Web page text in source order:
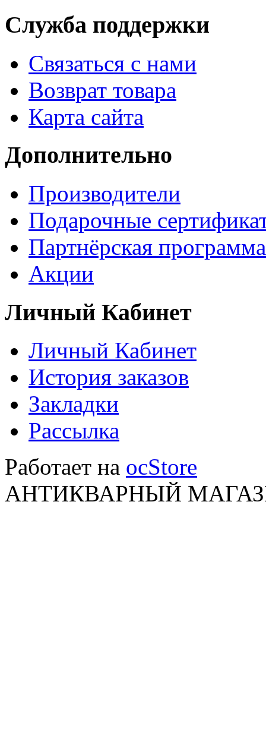
Служба поддержки
Связаться с нами
Возврат товара
Карта сайта
Дополнительно
Производители
Подарочные
Партнёрская программа
Акции
Личный Кабинет
Личный Кабинет
История заказов
Закладки
Рассылка
Работает на ocStore
АНТИКВАРНЫЙ